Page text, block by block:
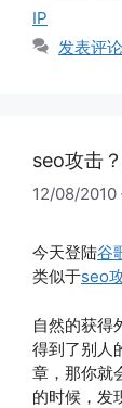
IP
发表评论
seo攻击？
12/08/2010
今天登陆谷
类似于seo
自然的获得
得到了别人
章，那你就
的时候，发